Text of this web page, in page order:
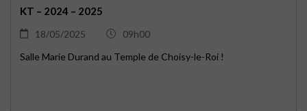
KT – 2024 – 2025
18/05/2025
09h00
Salle Marie Durand au Temple de Choisy-le-Roi !